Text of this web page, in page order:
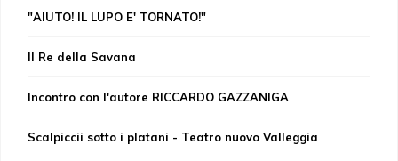
"AIUTO! IL LUPO E' TORNATO!"
Il Re della Savana
Incontro con l'autore RICCARDO GAZZANIGA
Scalpiccii sotto i platani - Teatro nuovo Valleggia